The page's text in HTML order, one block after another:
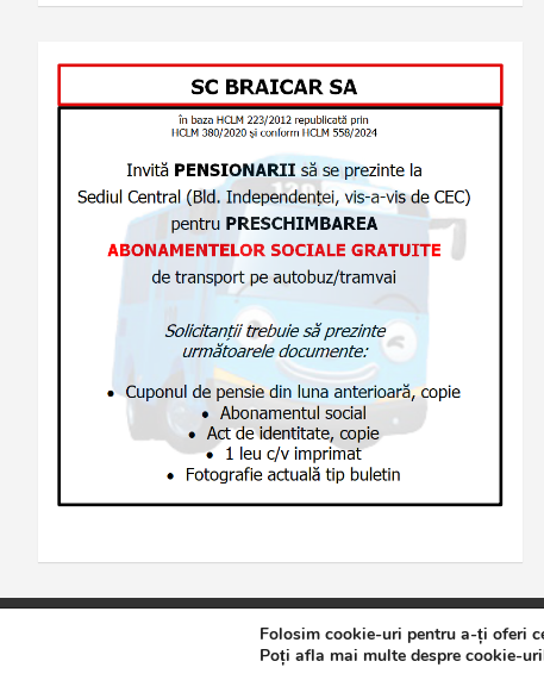
Jurnalul de Brăila Politică de
Folosim cookie-uri pentru a-ți oferi
Poți afla mai multe despre cookie-